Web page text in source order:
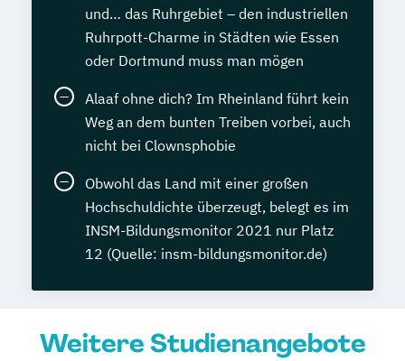
und… das Ruhrgebiet – den industriellen
Ruhrpott-Charme in Städten wie Essen
oder Dortmund muss man mögen
Alaaf ohne dich? Im Rheinland führt kein
Weg an dem bunten Treiben vorbei, auch
nicht bei Clownsphobie
Obwohl das Land mit einer großen
Hochschuldichte überzeugt, belegt es im
INSM-Bildungsmonitor 2021 nur Platz
12 (Quelle: insm-bildungsmonitor.de)
Weitere Studienangebote